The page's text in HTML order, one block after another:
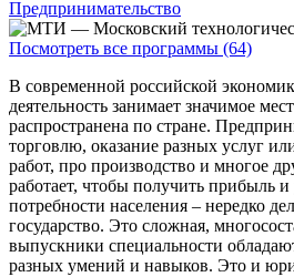
Предпринимательство
Посмотреть все программы (64)
В современной российской
деятельность занимает значимое
распространена по стране.
торговлю, оказание разных услуг
работ, про производство и многое
работает, чтобы получить прибыль и
потребности населения – нередко
государство. Это сложная,
выпускники специальности
разных умений и навыков. Это и